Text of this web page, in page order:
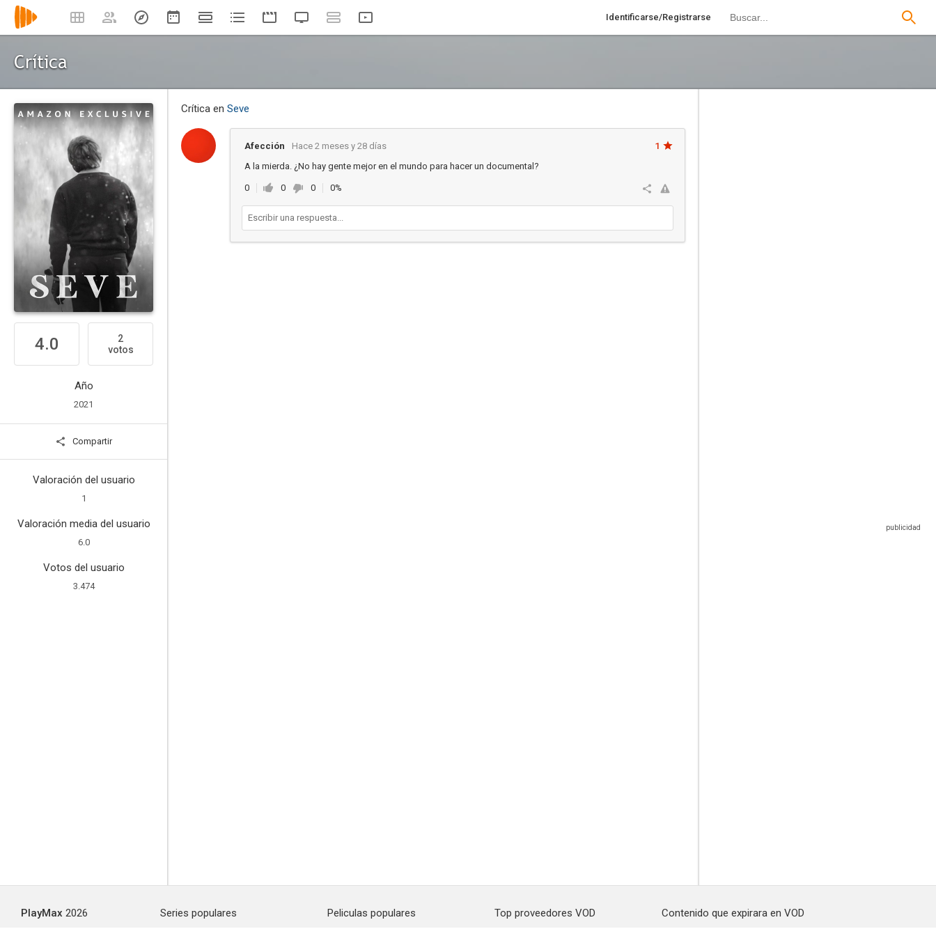
Identificarse/Registrarse
Crítica
4.0
2
votos
Año
2021
Compartir
Valoración del usuario
1
Valoración media del usuario
6.0
Votos del usuario
3.474
Crítica en Seve
Afección Hace 2 meses y 28 días
1
A la mierda. ¿No hay gente mejor en el mundo para hacer un documental?
0 0 0 0%
PlayMax 2026
Series populares
Peliculas populares
Top proveedores VOD
Contenido que expirara en VOD